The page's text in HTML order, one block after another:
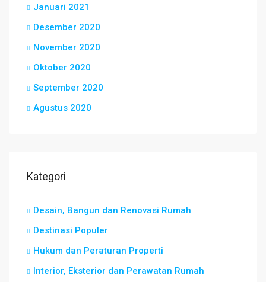
Januari 2021
Desember 2020
November 2020
Oktober 2020
September 2020
Agustus 2020
Kategori
Desain, Bangun dan Renovasi Rumah
Destinasi Populer
Hukum dan Peraturan Properti
Interior, Eksterior dan Perawatan Rumah